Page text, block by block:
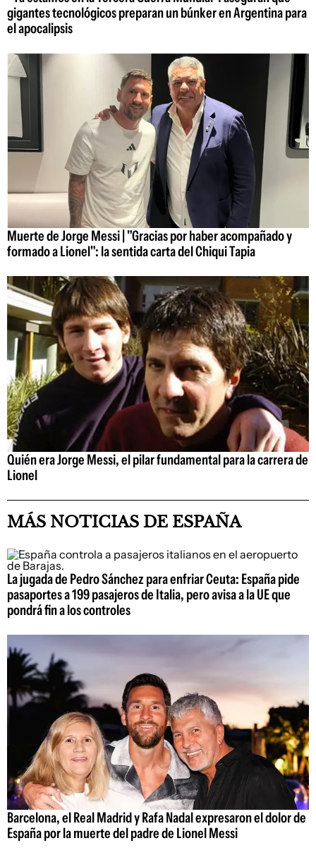
gigantes tecnológicos preparan un búnker en Argentina para
el apocalipsis
Muerte de Jorge Messi | "Gracias por haber acompañado y
formado a Lionel": la sentida carta del Chiqui Tapia
Quién era Jorge Messi, el pilar fundamental para la carrera de
Lionel
MÁS NOTICIAS DE ESPAÑA
La jugada de Pedro Sánchez para enfriar Ceuta: España pide
pasaportes a 199 pasajeros de Italia, pero avisa a la UE que
pondrá fin a los controles
Barcelona, el Real Madrid y Rafa Nadal expresaron el dolor de
España por la muerte del padre de Lionel Messi